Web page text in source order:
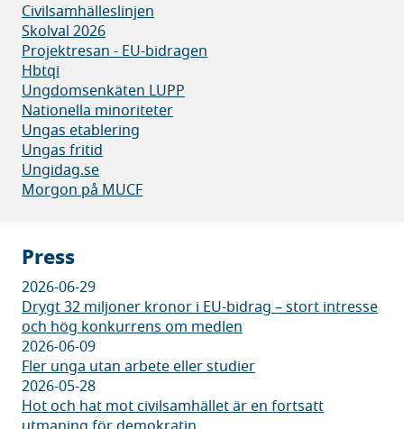
Civilsamhälleslinjen
Skolval 2026
Projektresan - EU-bidragen
Hbtqi
Ungdomsenkäten LUPP
Nationella minoriteter
Ungas etablering
Ungas fritid
Ungidag.se
Morgon på MUCF
Press
2026-06-29
Drygt 32 miljoner kronor i EU-bidrag – stort intresse
och hög konkurrens om medlen
2026-06-09
Fler unga utan arbete eller studier
2026-05-28
Hot och hat mot civilsamhället är en fortsatt